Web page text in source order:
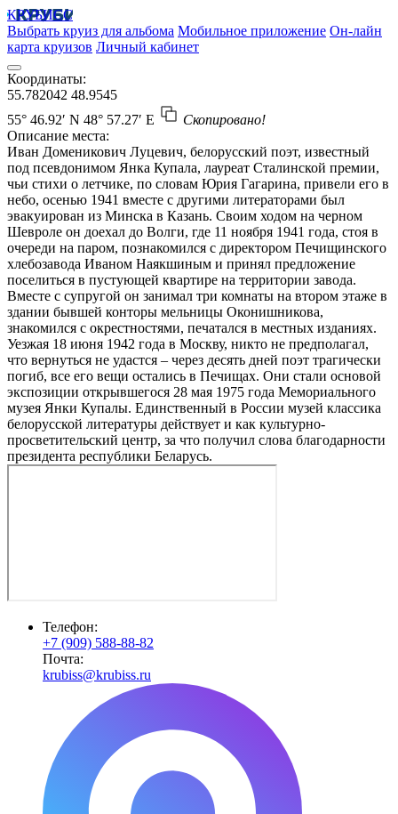
КРУБИСС
Выбрать круиз для альбома Мобильное приложение Он-лайн
карта круизов Личный кабинет
Координаты:
55.782042 48.9545
55° 46.92′ N 48° 57.27′ E
Скопировано!
Описание места:
Иван Доменикович Луцевич, белорусский поэт, известный
под псевдонимом Янка Купала, лауреат Сталинской премии,
чьи стихи о летчике, по словам Юрия Гагарина, привели его в
небо, осенью 1941 вместе с другими литераторами был
эвакуирован из Минска в Казань. Своим ходом на черном
Шевроле он доехал до Волги, где 11 ноября 1941 года, стоя в
очереди на паром, познакомился с директором Печищинского
хлебозавода Иваном Наякшиным и принял предложение
поселиться в пустующей квартире на территории завода.
Вместе с супругой он занимал три комнаты на втором этаже в
здании бывшей конторы мельницы Оконишникова,
знакомился с окрестностями, печатался в местных изданиях.
Уезжая 18 июня 1942 года в Москву, никто не предполагал,
что вернуться не удастся – через десять дней поэт трагически
погиб, все его вещи остались в Печищах. Они стали основой
экспозиции открывшегося 28 мая 1975 года Мемориального
музея Янки Купалы. Единственный в России музей классика
белорусской литературы действует и как культурно-
просветительский центр, за что получил слова благодарности
президента республики Беларусь.
Телефон:
+7 (909) 588-88-82
Почта:
krubiss@krubiss.ru